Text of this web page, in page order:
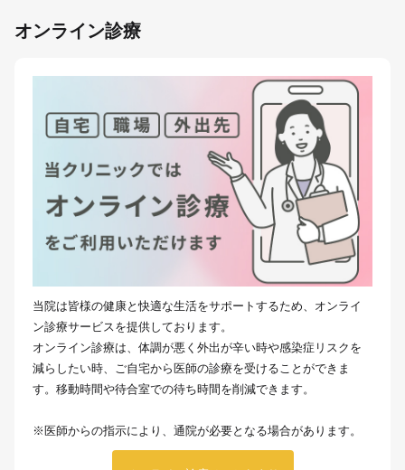
オンライン診療
当院は皆様の健康と快適な生活をサポートするため、オンライ
ン診療サービスを提供しております。
オンライン診療は、体調が悪く外出が辛い時や感染症リスクを
減らしたい時、ご自宅から医師の診療を受けることができま
す。移動時間や待合室での待ち時間を削減できます。
※医師からの指示により、通院が必要となる場合があります。